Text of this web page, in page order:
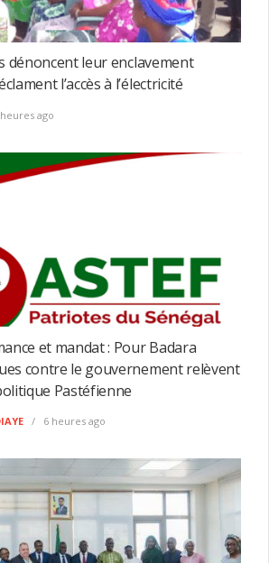
dénoncent leur enclavement
l’accès à l’électricité
ago
et mandat : Pour Badara
contre le gouvernement relèvent
Pastéfienne
6 heures ago